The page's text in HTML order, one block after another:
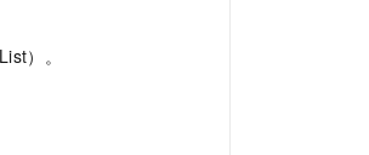
）。一步搞定创意建站